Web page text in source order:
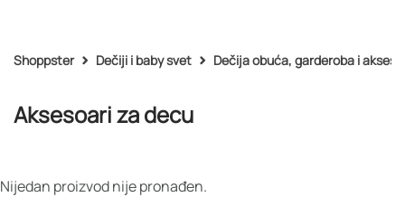
Shoppster Dečiji i baby svet Dečija obuća, garderoba i
Aksesoari za decu
Nijedan proizvod nije pronađen.